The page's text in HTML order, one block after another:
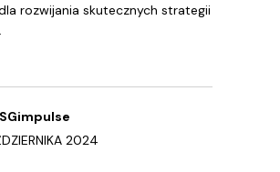
rozwijania skutecznych strategii
2024